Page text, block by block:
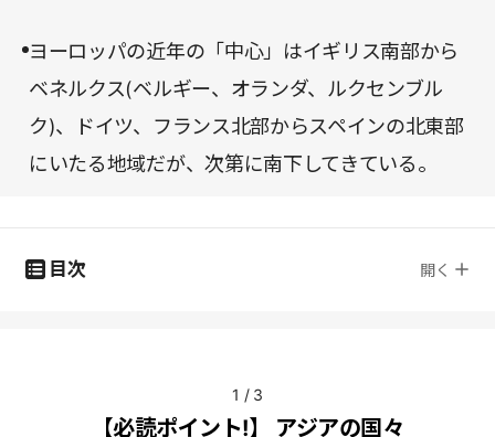
ヨーロッパの近年の「中心」はイギリス南部から
ベネルクス(ベルギー、オランダ、ルクセンブル
ク)、ドイツ、フランス北部からスペインの北東部
にいたる地域だが、次第に南下してきている。
目次 開く
1 / 3
【必読ポイント!】 アジアの国々